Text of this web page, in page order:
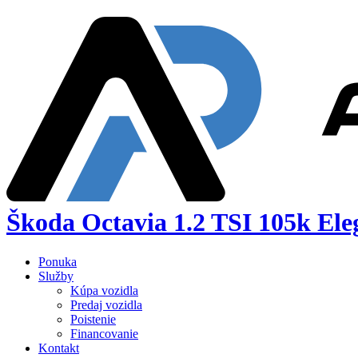
Škoda Octavia 1.2 TSI 105k
Ponuka
Služby
Kúpa vozidla
Predaj vozidla
Poistenie
Financovanie
Kontakt